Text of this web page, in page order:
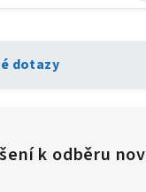
dotazy